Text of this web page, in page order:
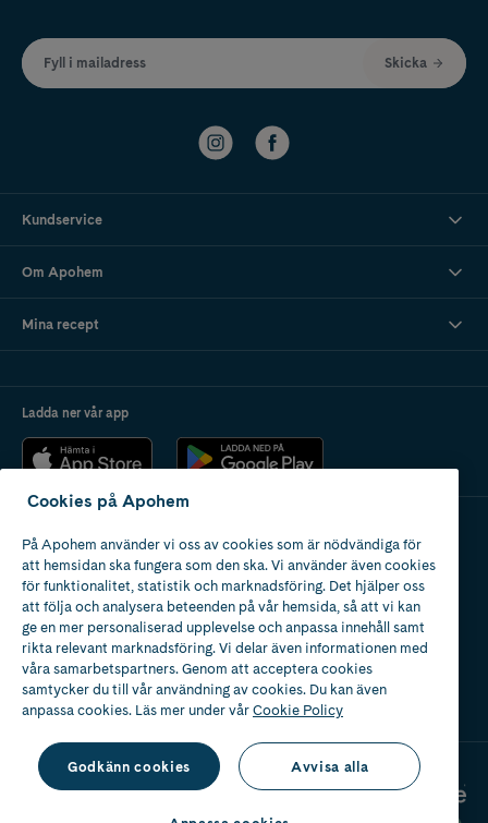
Fyll i mailadress Skicka
Kundservice
Om Apohem
Mina recept
Ladda ner vår app
Apotek med tillstånd
av Läkemedelsverket
Cookies på Apohem
På Apohem använder vi oss av cookies som är nödvändiga för
att hemsidan ska fungera som den ska. Vi använder även cookies
för funktionalitet, statistik och marknadsföring. Det hjälper oss
att följa och analysera beteenden på vår hemsida, så att vi kan
ge en mer personaliserad upplevelse och anpassa innehåll samt
rikta relevant marknadsföring. Vi delar även informationen med
våra samarbetspartners. Genom att acceptera cookies
samtycker du till vår användning av cookies. Du kan även
anpassa cookies. Läs mer under vårCookie Policy
Godkänn cookies Avvisa alla